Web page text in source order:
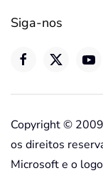
Siga-nos
Copyright ©
os direitos
Microsoft e o